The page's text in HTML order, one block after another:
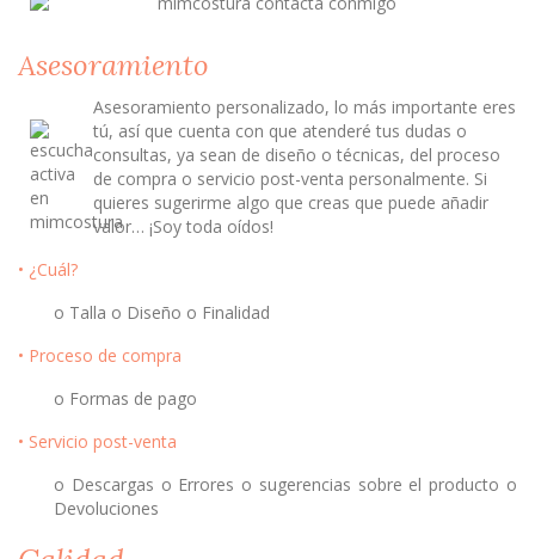
Asesoramiento
Asesoramiento personalizado, lo más importante eres
tú, así que cuenta con que atenderé tus dudas o
consultas, ya sean de diseño o técnicas, del proceso
de compra o servicio post-venta personalmente. Si
quieres sugerirme algo que creas que puede añadir
valor… ¡Soy toda oídos!
• ¿Cuál?
o Talla o Diseño o Finalidad
• Proceso de compra
o Formas de pago
• Servicio post-venta
o Descargas o Errores o sugerencias sobre el producto o
Devoluciones